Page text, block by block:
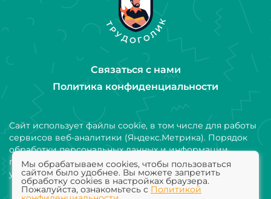
Связаться с нами
Политика конфиденциальности
Сайт использует файлы cookie, в том числе для работы
сервисов веб-аналитики (Яндекс.Метрика). Порядок
обработки персональных данных и информации,
получаемой с использованием файлов cookie,
установлен Политикой конфиденциальности
Добавить компанию
Мы обрабатываем cookies, чтобы пользоваться
сайтом было удобнее. Вы можете запретить
обработку cookies в настройках браузера.
Пожалуйста, ознакомьтесь с Политикой